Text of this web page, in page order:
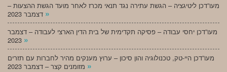
מעו”דכן ליטיגציה – הגשת עתירה נגד תנאי מכרז לאחר מועד הגשת ההצעות –
»
מעו”דכן יחסי עבודה – פסיקה תקדימית של בית הדין הארצי לעבודה – דצמבר
»
מעו”דכן היי-טק, טכנולוגיה והון סיכון – ערוץ מענקים מהיר לחברות עם תזרים
»